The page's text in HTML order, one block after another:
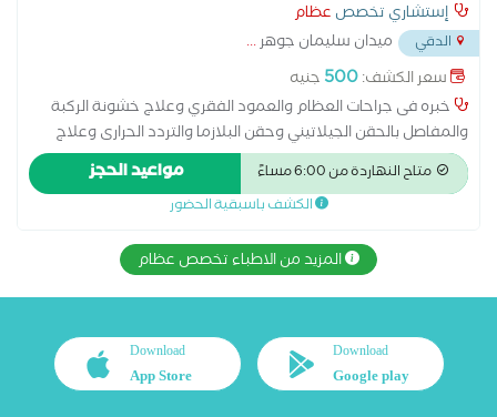
إستشاري تخصص عظام
الدقي ميدان سليمان جوهر...
سعر الكشف:500 جنيه
خبره فى جراحات العظام والعمود الفقري وعلاج خشونة الركبة
والمفاصل بالحقن الجيلاتيني وحقن البلازما والتردد الحرارى وعلاج
اصابات الملاعب دكتوراه جراحه العظام والعمود الفقرى الزماله
المصريه لجراحة العظام زميل الكليه الملكيه للجراحين
متاح النهاردة من 6:00 مساءً مواعيد الحجز
الكشف باسبقية الحضور
المزيد من الاطباء تخصص عظام
Download
Google play
Download
App Store